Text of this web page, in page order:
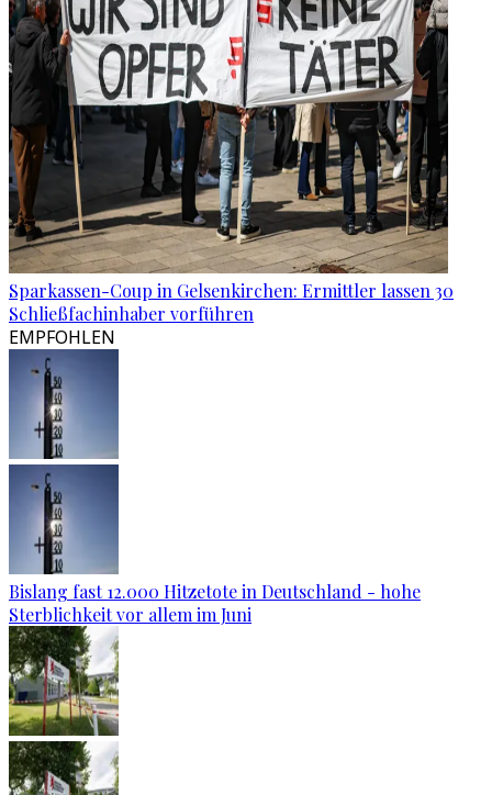
Sparkassen-Coup in Gelsenkirchen: Ermittler lassen 30
Schließfachinhaber vorführen
EMPFOHLEN
Bislang fast 12.000 Hitzetote in Deutschland - hohe
Sterblichkeit vor allem im Juni